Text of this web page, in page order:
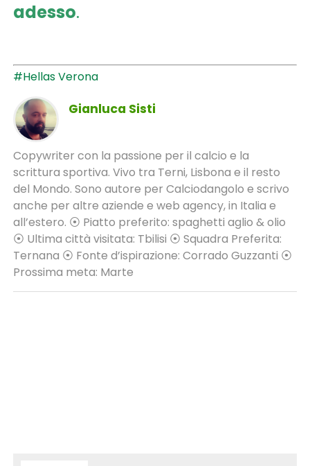
adesso.
#Hellas Verona
Gianluca Sisti
Copywriter con la passione per il calcio e la
scrittura sportiva. Vivo tra Terni, Lisbona e il resto
del Mondo. Sono autore per Calciodangolo e scrivo
anche per altre aziende e web agency, in Italia e
all’estero. ⦿ Piatto preferito: spaghetti aglio & olio
⦿ Ultima città visitata: Tbilisi ⦿ Squadra Preferita:
Ternana ⦿ Fonte d’ispirazione: Corrado Guzzanti ⦿
Prossima meta: Marte